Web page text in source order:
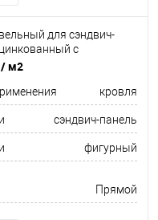
для сэндвич-
с
покрытием 0,45мм
/ м2
кровля
сэндвич-панель
фигурный
Прямой